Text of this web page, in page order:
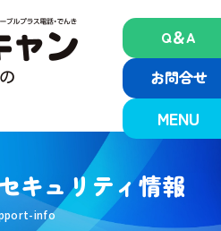
Q＆A
お問合せ
MENU
キュリティ情報